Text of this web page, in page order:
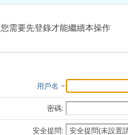
索
您需要先登錄才能繼續本操作
用戶名
密碼:
安全提問: